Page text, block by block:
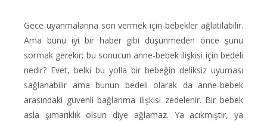
Gece uyanmalarına son vermek için bebekler ağlatılabilir.
Ama bunu iyi bir haber gibi düşünmeden önce şunu
sormak gerekir; bu sonucun anne-bebek ilişkisi için bedeli
nedir? Evet, belki bu yolla bir bebeğin deliksiz uyuması
sağlanabilir ama bunun bedeli olarak da anne-bebek
arasındaki güvenli bağlanma ilişkisi zedelenir. Bir bebek
asla şımarıklık olsun diye ağlamaz. Ya acıkmıştır, ya